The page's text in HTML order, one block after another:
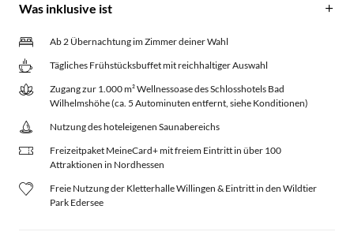
Was inklusive ist
Ab 2 Übernachtung im Zimmer deiner Wahl
Tägliches Frühstücksbuffet mit reichhaltiger Auswahl
Zugang zur 1.000 m² Wellnessoase des Schlosshotels Bad
Wilhelmshöhe (ca. 5 Autominuten entfernt, siehe Konditionen)
Nutzung des hoteleigenen Saunabereichs
Freizeitpaket MeineCard+ mit freiem Eintritt in über 100
Attraktionen in Nordhessen
Freie Nutzung der Kletterhalle Willingen & Eintritt in den Wildtier
Park Edersee